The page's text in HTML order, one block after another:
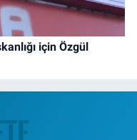
için Özgül